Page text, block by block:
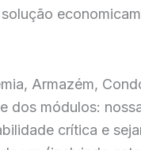
Armazém,
dos módulos:
crítica e